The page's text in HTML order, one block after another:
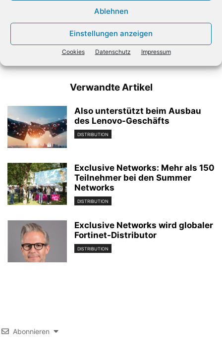
Ablehnen
Einstellungen anzeigen
Cookies Datenschutz Impressum
Vorheriger Artikel
Bitkom: KI-Funktionen beim
Smartphone-Kauf immer
Nächster Artikel
Apple stoppt Cloud-
Verschlüsselung in
Großbritannien
Verwandte Artikel
Also unterstützt beim Ausbau
des Lenovo-Geschäfts
DISTRIBUTION
Exclusive Networks: Mehr als 150
Teilnehmer bei den Summer
Networks
DISTRIBUTION
Exclusive Networks wird globaler
Fortinet-Distributor
DISTRIBUTION
Abonnieren